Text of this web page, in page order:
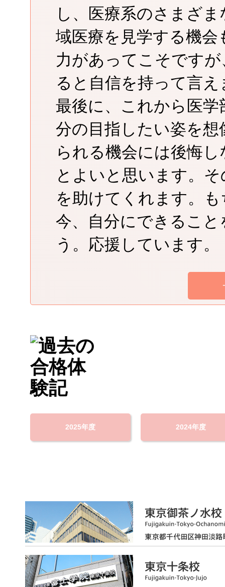
し、医療系のさまざ
域医療を見学する機
力があってこそです
ると自信を持って言え
最後に、これから医
分の目指したい姿を
られる機会には後悔
とよいと思います。
を助けてくれます。
今、自分にできるこ
う。応援しています。
2025年度 2024年度